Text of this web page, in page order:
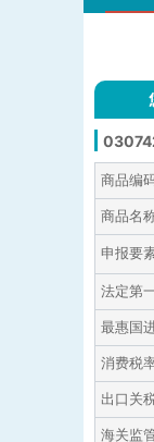
商品编
商品名
申报要
法定第
最惠国
消费税
出口关
海关监